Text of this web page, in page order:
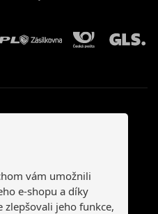
vám umožnili
e-shopu a díky
zlepšovali jeho funkce,